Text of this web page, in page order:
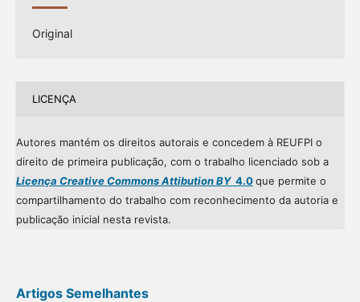
Original
LICENÇA
Autores mantém os direitos autorais e concedem à REUFPI o
direito de primeira publicação, com o trabalho licenciado sob a
Licença Creative Commons Attibution BY4.0que permite o
compartilhamento do trabalho com reconhecimento da autoria e
publicação inicial nesta revista.
Artigos Semelhantes